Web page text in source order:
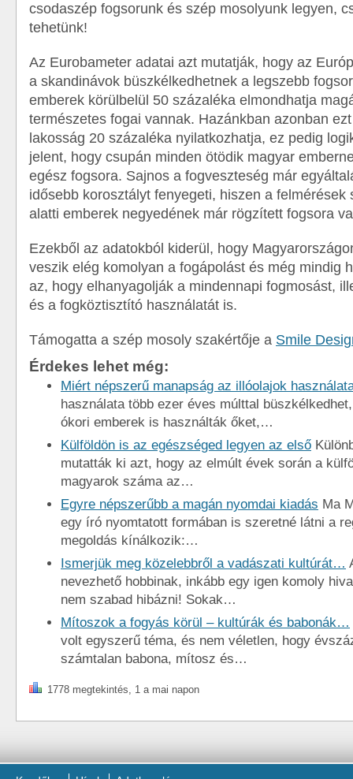
csodaszép fogsorunk és szép mosolyunk legyen,
tehetünk!
Az Eurobameter adatai azt mutatják, hogy az
a skandinávok büszkélkedhetnek a legszebb
emberek körülbelül 50 százaléka elmondhatja
természetes fogai vannak. Hazánkban azonban
lakosság 20 százaléka nyilatkozhatja, ez pedig
jelent, hogy csupán minden ötödik magyar
egész fogsora. Sajnos a fogveszteség már
idősebb korosztályt fenyegeti, hiszen a felmérések
alatti emberek negyedének már rögzített fogsora
Ezekből az adatokból kiderül, hogy
veszik elég komolyan a fogápolást és még mindig
az, hogy elhanyagolják a mindennapi fogmosást,
és a fogköztisztító használatát is.
Támogatta a szép mosoly szakértője a Smile
Érdekes lehet még:
Miért népszerű manapság az illóolajok
használata több ezer éves múlttal
ókori emberek is használták őket,…
Külföldön is az egészséged legyen az első
mutatták ki azt, hogy az elmúlt évek során a
magyarok száma az…
Egyre népszerűbb a magán nyomdai kiadás Ma
egy író nyomtatott formában is szeretné látni a
megoldás kínálkozik:…
Ismerjük meg közelebbről a vadászati kultúrát…
nevezhető hobbinak, inkább egy igen komoly
nem szabad hibázni! Sokak…
Mítoszok a fogyás körül – kultúrák és babonák…
volt egyszerű téma, és nem véletlen, hogy
számtalan babona, mítosz és…
1778 megtekintés, 1 a mai napon